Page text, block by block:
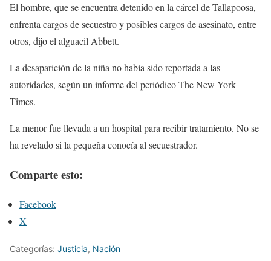
El hombre, que se encuentra detenido en la cárcel de Tallapoosa,
enfrenta cargos de secuestro y posibles cargos de asesinato, entre
otros, dijo el alguacil Abbett.
La desaparición de la niña no había sido reportada a las
autoridades, según un informe del periódico The New York
Times.
La menor fue llevada a un hospital para recibir tratamiento. No se
ha revelado si la pequeña conocía al secuestrador.
Comparte esto:
Facebook
X
Categorías: Justicia, Nación